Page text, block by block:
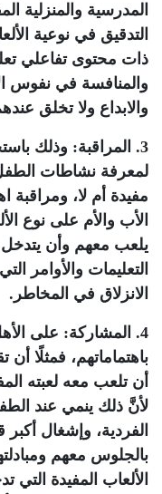
المدرسية والمنزلية
التدقيق في نوعية
ذات محتوى تفاعلي
والمنافسة في نفوس
والابداع ولا تخلق
3. المراقبة: وذلك
لمعرفة نشاطات الطفل
مفيدة أم لا، ومراقبة
الأب والأم على نوع
يلعب معهم وأن يتدخل
التعليمات والأوامر
الانزلاق في المخاطر.
4. المشاركة: على
باهتماماتهم، فمثلًا
أن تلعب معه لعبته
لأنَّ ذلك ينمي عند
الفردية، وإشغال
بالجلوس معهم
الألعاب المفيدة